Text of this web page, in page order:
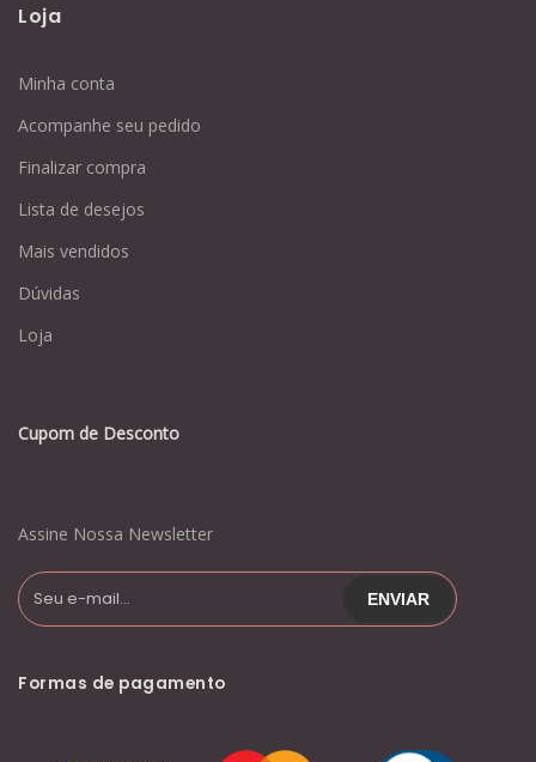
Loja
Minha conta
Acompanhe seu pedido
Finalizar compra
Lista de desejos
Mais vendidos
Dúvidas
Loja
Cupom de Desconto
Assine Nossa Newsletter
Formas de pagamento